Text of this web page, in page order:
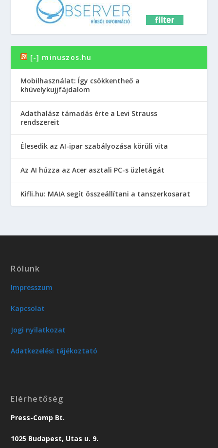
[-] minuszos.hu
Mobilhasználat: Így csökkentheő a
khüvelykujjfájdalom
Adathalász támadás érte a Levi Strauss
rendszereit
Élesedik az AI-ipar szabályozása körüli vita
Az AI húzza az Acer asztali PC-s üzletágát
Kifli.hu: MAIA segít összeállítani a tanszerkosarat
Rólunk
Impresszum
Kapcsolat
Jogi nyilatkozat
Adatkezelési tájékoztató
Elérhetőség
Press-Comp Bt.
1025 Budapest, Utas u. 9.